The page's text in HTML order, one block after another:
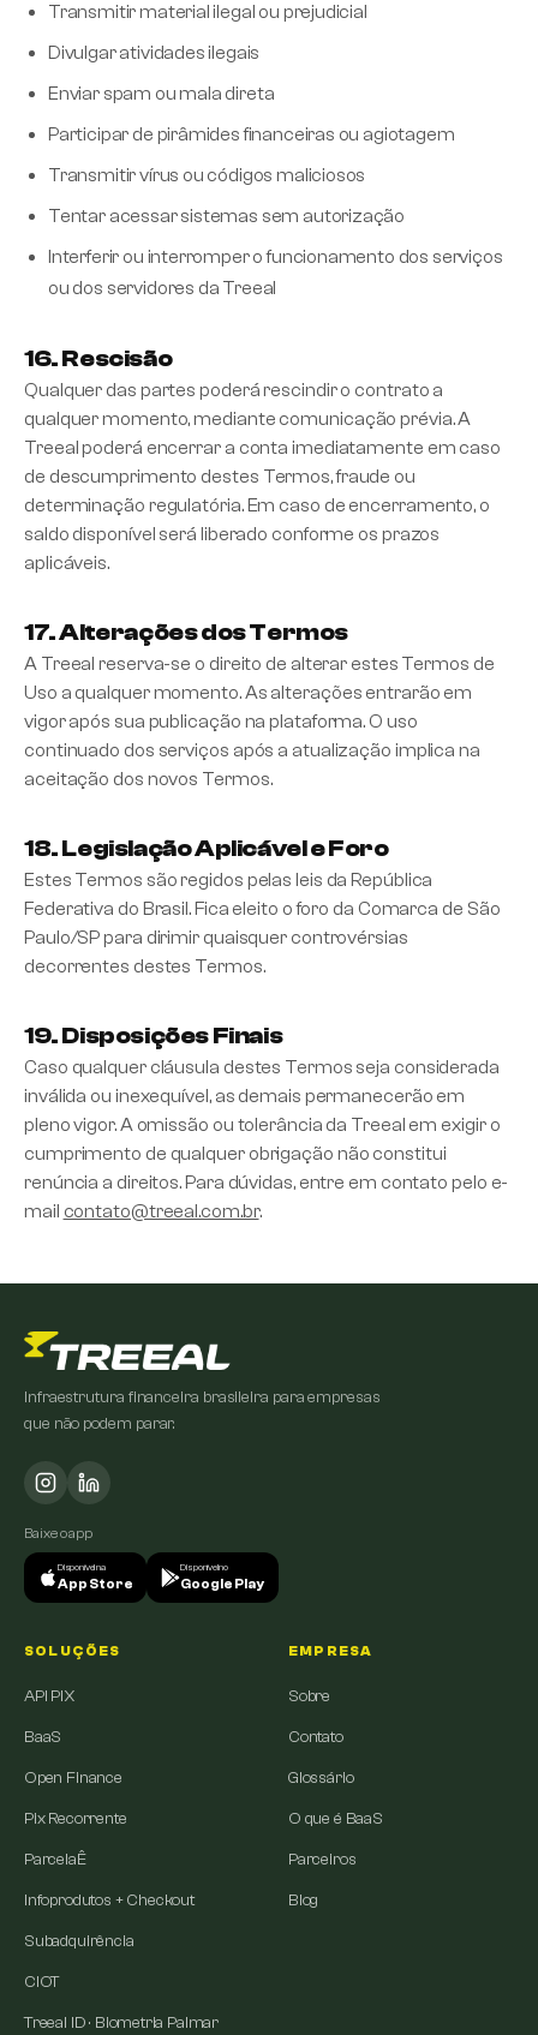
Transmitir material ilegal ou prejudicial
Divulgar atividades ilegais
Enviar spam ou mala direta
Participar de pirâmides financeiras ou agiotagem
Transmitir vírus ou códigos maliciosos
Tentar acessar sistemas sem autorização
Interferir ou interromper o funcionamento dos serviços
ou dos servidores da Treeal
16. Rescisão
Qualquer das partes poderá rescindir o contrato a
qualquer momento, mediante comunicação prévia. A
Treeal poderá encerrar a conta imediatamente em caso
de descumprimento destes Termos, fraude ou
determinação regulatória. Em caso de encerramento, o
saldo disponível será liberado conforme os prazos
aplicáveis.
17. Alterações dos Termos
A Treeal reserva-se o direito de alterar estes Termos de
Uso a qualquer momento. As alterações entrarão em
vigor após sua publicação na plataforma. O uso
continuado dos serviços após a atualização implica na
aceitação dos novos Termos.
18. Legislação Aplicável e Foro
Estes Termos são regidos pelas leis da República
Federativa do Brasil. Fica eleito o foro da Comarca de São
Paulo/SP para dirimir quaisquer controvérsias
decorrentes destes Termos.
19. Disposições Finais
Caso qualquer cláusula destes Termos seja considerada
inválida ou inexequível, as demais permanecerão em
pleno vigor. A omissão ou tolerância da Treeal em exigir o
cumprimento de qualquer obrigação não constitui
renúncia a direitos. Para dúvidas, entre em contato pelo e-
mail contato@treeal.com.br.
Infraestrutura financeira brasileira para empresas
que não podem parar.
Baixe o app
Disponível na
App Store
Disponível no
Google Play
SOLUÇÕES
API PIX
BaaS
Open Finance
Pix Recorrente
ParcelaÊ
Infoprodutos + Checkout
Subadquirência
CIOT
Treeal ID · Biometria Palmar
EMPRESA
Sobre
Contato
Glossário
O que é BaaS
Parceiros
Blog